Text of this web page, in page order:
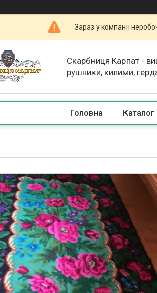
Зараз у компанії
Скарбниця Карпат -
рушники, килими,
Головна Каталог